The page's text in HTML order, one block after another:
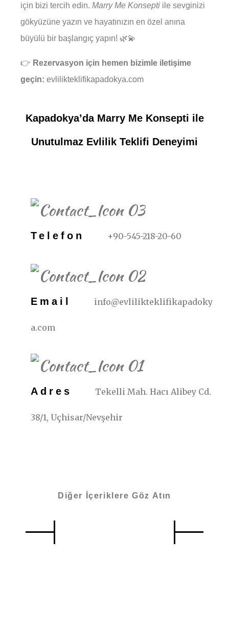
için bizi tercih edin. Marry Me Konsepti ile sevginizi
gökyüzüne yazın ve hayatınızın en özel anına
büyülü bir başlangıç yapın! 🌿💫
👉 Rezervasyon için hemen bizimle iletişime
geçin: evlilikteklifikapadokya.com
Kapadokya’da Marry Me Konsepti ile
Unutulmaz Evlilik Teklifi Deneyimi
Telefon +90-545-218-20-60
Email info@evlilikteklifikapadoky
a.com
Adres Tekelli Mah. Hacı Alibey Cd.
38/1, Uçhisar/Nevşehir
Diğer İçeriklere Göz Atın